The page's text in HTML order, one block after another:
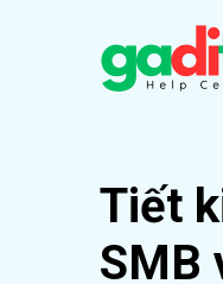
Tiết
SMB